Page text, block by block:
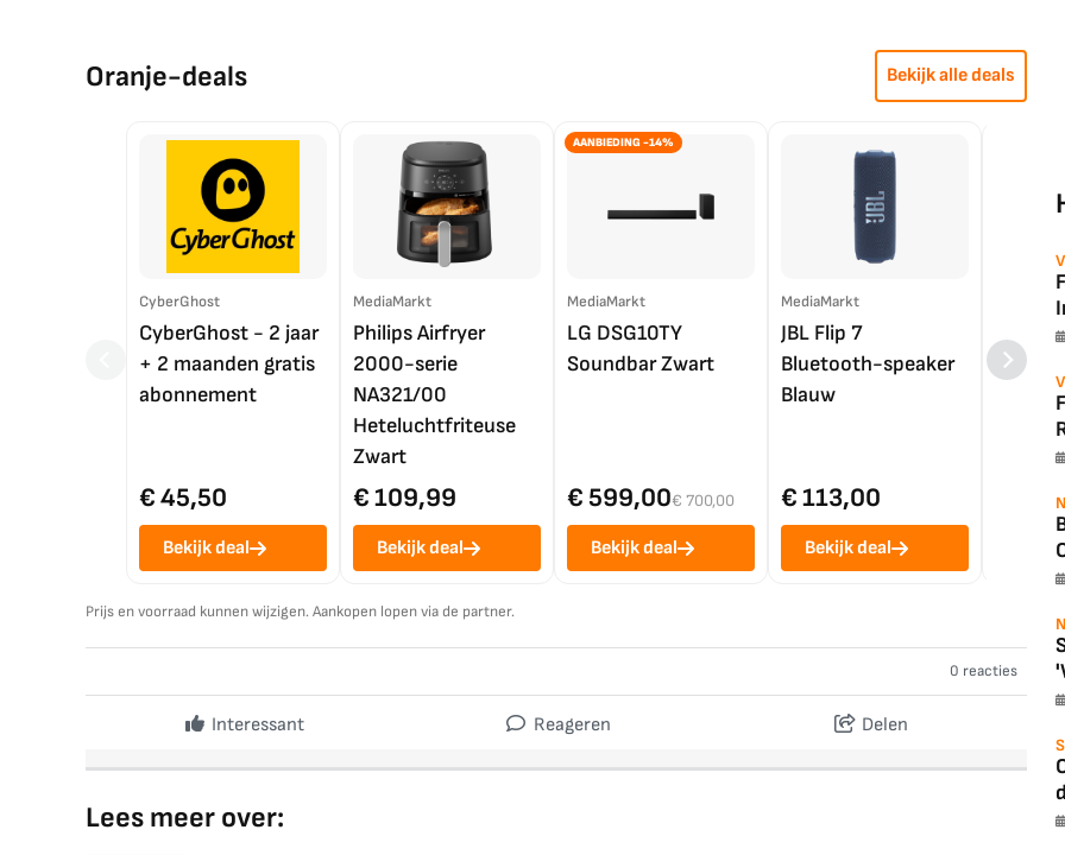
Oranje-deals Bekijk alle deals
CyberGhost
CyberGhost - 2 jaar
+ 2 maanden gratis
abonnement
€ 45,50
Bekijk deal
MediaMarkt
Philips Airfryer
2000-serie
NA321/00
Heteluchtfriteuse
Zwart
€ 109,99
Bekijk deal
AANBIEDING -14%
MediaMarkt
LG DSG10TY
Soundbar Zwart
€ 599,00€ 700,00
Bekijk deal
MediaMarkt
JBL Flip 7
Bluetooth-speaker
Blauw
€ 113,00
Bekijk deal
LG
4K TV
€
Prijs en voorraad kunnen wijzigen. Aankopen lopen via de partner.
0 reacties
Interessant Reageren Delen
Lees meer over: